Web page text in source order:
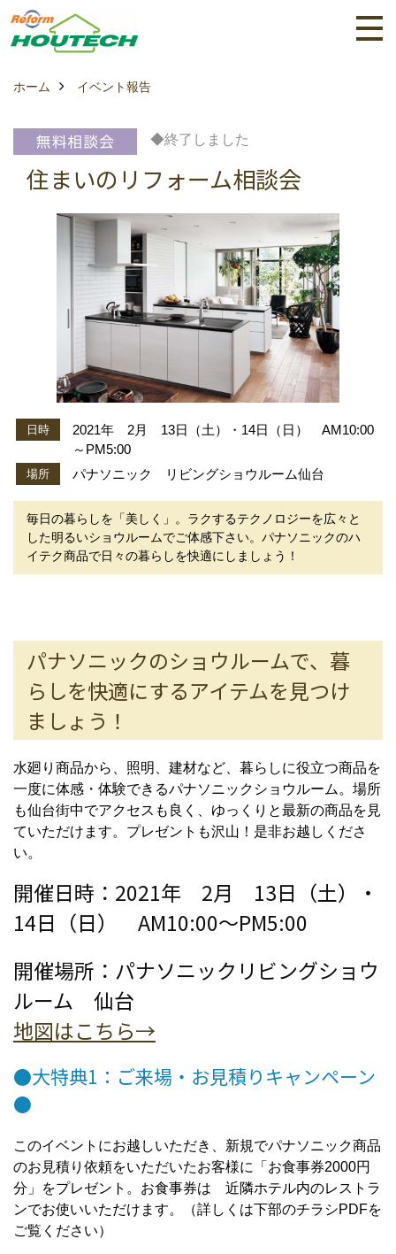
ホーム イベント報告
◆終了しました
住まいのリフォーム相談会
日時
2021年 2月 13日（土）・14日（日） AM10:00
～PM5:00
場所 パナソニック リビングショウルーム仙台
毎日の暮らしを「美しく」。ラクするテクノロジーを広々と
した明るいショウルームでご体感下さい。パナソニックのハ
イテク商品で日々の暮らしを快適にしましょう！
パナソニックのショウルームで、暮
らしを快適にするアイテムを見つけ
ましょう！
水廻り商品から、照明、建材など、暮らしに役立つ商品を
一度に体感・体験できるパナソニックショウルーム。場所
も仙台街中でアクセスも良く、ゆっくりと最新の商品を見
ていただけます。プレゼントも沢山！是非お越しくださ
い。
開催日時：2021年 2月 13日（土）・
14日（日） AM10:00～PM5:00
開催場所：パナソニックリビングショウ
ルーム 仙台
地図はこちら→
●大特典1：ご来場・お見積りキャンペーン
●
このイベントにお越しいただき、新規でパナソニック商品
のお見積り依頼をいただいたお客様に「お食事券2000円
分」をプレゼント。お食事券は 近隣ホテル内のレストラ
ンでお使いいただけます。（詳しくは下部のチラシPDFを
ご覧ください）